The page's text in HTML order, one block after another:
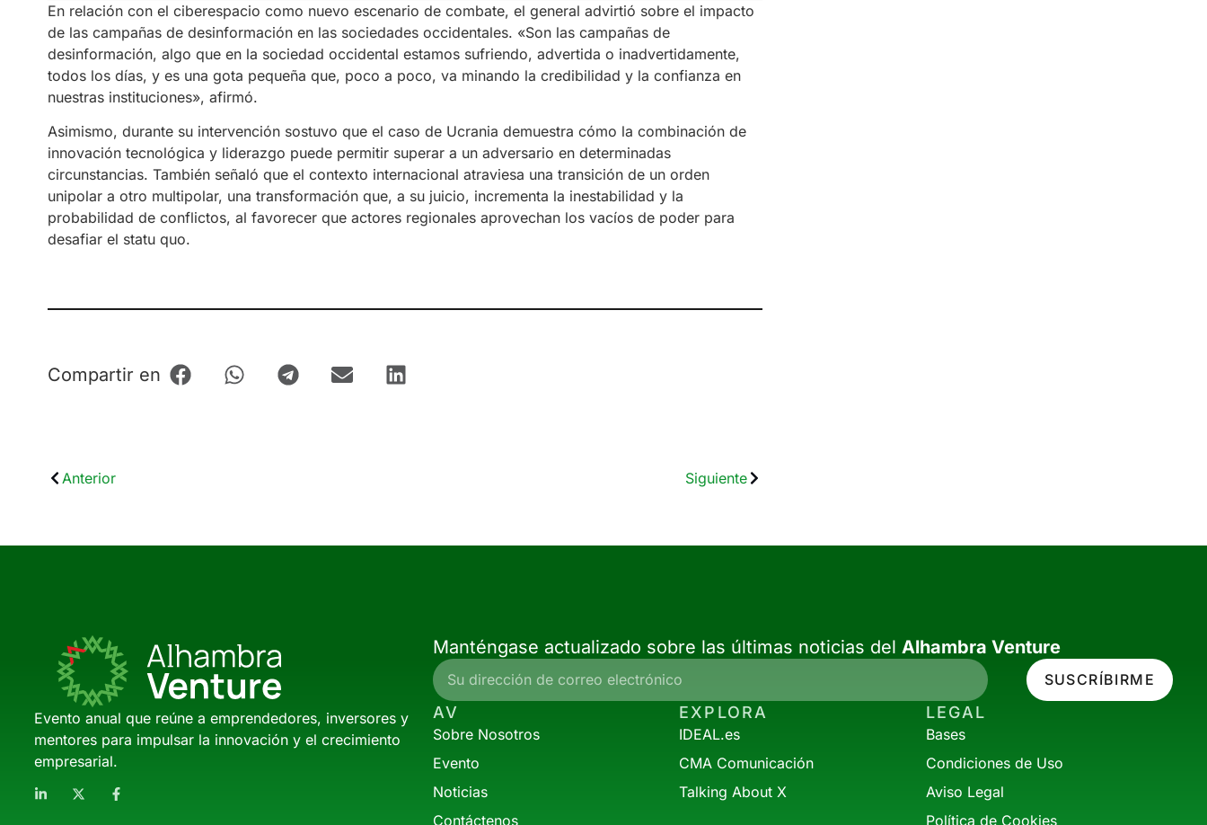
En relación con el ciberespacio como nuevo escenario de combate, el general advirtió sobre el impacto
de las campañas de desinformación en las sociedades occidentales. «Son las campañas de
desinformación, algo que en la sociedad occidental estamos sufriendo, advertida o inadvertidamente,
todos los días, y es una gota pequeña que, poco a poco, va minando la credibilidad y la confianza en
nuestras instituciones», afirmó.
Asimismo, durante su intervención sostuvo que el caso de Ucrania demuestra cómo la combinación de
innovación tecnológica y liderazgo puede permitir superar a un adversario en determinadas
circunstancias. También señaló que el contexto internacional atraviesa una transición de un orden
unipolar a otro multipolar, una transformación que, a su juicio, incrementa la inestabilidad y la
probabilidad de conflictos, al favorecer que actores regionales aprovechan los vacíos de poder para
desafiar el statu quo.
Compartir en
Anterior Siguiente
Evento anual que reúne a emprendedores, inversores y
mentores para impulsar la innovación y el crecimiento
empresarial.
Manténgase actualizado sobre las últimas noticias del Alhambra Venture
SUSCRÍBIRME
AV
Sobre Nosotros
Evento
Noticias
Contáctenos
EXPLORA
IDEAL.es
CMA Comunicación
Talking About X
LEGAL
Bases
Condiciones de Uso
Aviso Legal
Política de Cookies